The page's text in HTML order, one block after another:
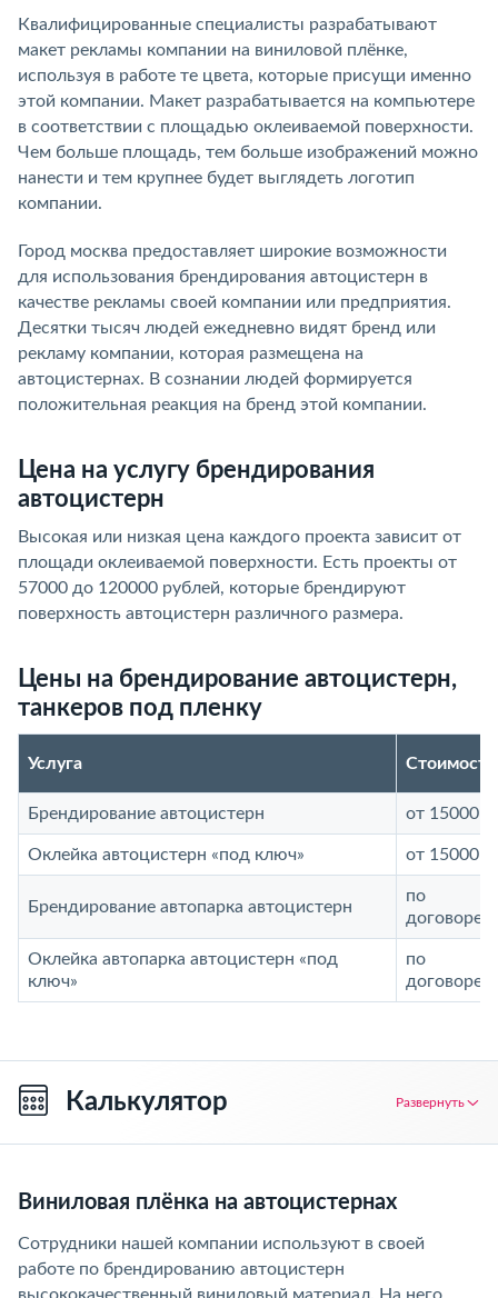
Квалифицированные специалисты разрабатывают
макет рекламы компании на виниловой плёнке,
используя в работе те цвета, которые присущи именно
этой компании. Макет разрабатывается на компьютере
в соответствии с площадью оклеиваемой поверхности.
Чем больше площадь, тем больше изображений можно
нанести и тем крупнее будет выглядеть логотип
компании.
Город москва предоставляет широкие возможности
для использования брендирования автоцистерн в
качестве рекламы своей компании или предприятия.
Десятки тысяч людей ежедневно видят бренд или
рекламу компании, которая размещена на
автоцистернах. В сознании людей формируется
положительная реакция на бренд этой компании.
Цена на услугу брендирования
автоцистерн
Высокая или низкая цена каждого проекта зависит от
площади оклеиваемой поверхности. Есть проекты от
57000 до 120000 рублей, которые брендируют
поверхность автоцистерн различного размера.
Цены на брендирование автоцистерн,
танкеров под пленку
Услуга Стоимость
Брендирование автоцистерн от 15000
Оклейка автоцистерн «под ключ» от 15000
Брендирование автопарка автоцистерн
по
Оклейка автопарка автоцистерн «под
ключ»
по
Калькулятор Развернуть
Виниловая плёнка на автоцистернах
Сотрудники нашей компании используют в своей
работе по брендированию автоцистерн